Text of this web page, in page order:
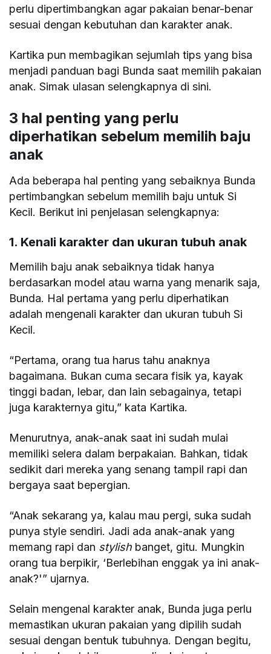
perlu dipertimbangkan agar pakaian benar-benar
sesuai dengan kebutuhan dan karakter anak.
Kartika pun membagikan sejumlah tips yang bisa
menjadi panduan bagi Bunda saat memilih pakaian
anak. Simak ulasan selengkapnya di sini.
3 hal penting yang perlu
diperhatikan sebelum memilih baju
anak
Ada beberapa hal penting yang sebaiknya Bunda
pertimbangkan sebelum memilih baju untuk Si
Kecil. Berikut ini penjelasan selengkapnya:
1. Kenali karakter dan ukuran tubuh anak
Memilih baju anak sebaiknya tidak hanya
berdasarkan model atau warna yang menarik saja,
Bunda. Hal pertama yang perlu diperhatikan
adalah mengenali karakter dan ukuran tubuh Si
Kecil.
“Pertama, orang tua harus tahu anaknya
bagaimana. Bukan cuma secara fisik ya, kayak
tinggi badan, lebar, dan lain sebagainya, tetapi
juga karakternya gitu,” kata Kartika.
Menurutnya, anak-anak saat ini sudah mulai
memiliki selera dalam berpakaian. Bahkan, tidak
sedikit dari mereka yang senang tampil rapi dan
bergaya saat bepergian.
“Anak sekarang ya, kalau mau pergi, suka sudah
punya style sendiri. Jadi ada anak-anak yang
memang rapi dan stylish banget, gitu. Mungkin
orang tua berpikir, ‘Berlebihan enggak ya ini anak-
anak?'” ujarnya.
Selain mengenal karakter anak, Bunda juga perlu
memastikan ukuran pakaian yang dipilih sudah
sesuai dengan bentuk tubuhnya. Dengan begitu,